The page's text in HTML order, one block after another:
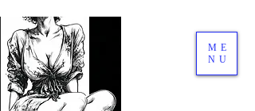
ME
NU